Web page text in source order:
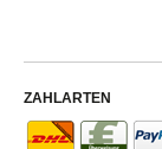
ZAHLARTEN